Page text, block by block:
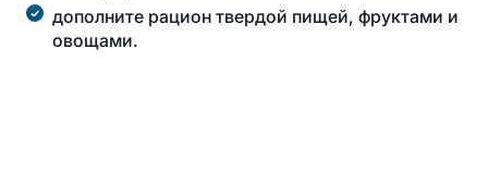
дополните рацион твердой пищей, фруктами и
овощами.